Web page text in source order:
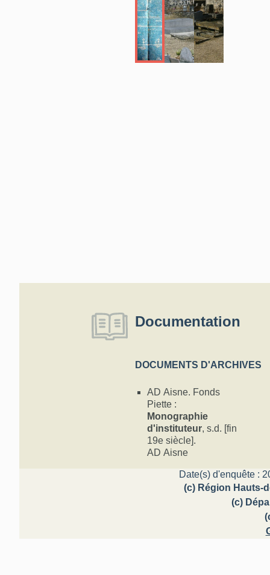
Documentation
DOCUMENTS D'ARCHIVES
AD Aisne. Fonds
Piette :
Monographie
d'instituteur, s.d. [fin
19e siècle].
AD Aisne
Date(s) d'enquête :
(c) Région Hauts-
(c)